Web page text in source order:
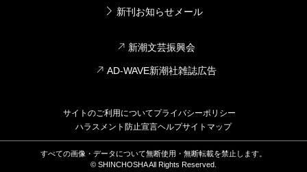
新刊お知らせメール
新潮文芸振興会
AD-WAVE新潮社雑誌広告
サイトのご利用についてプライバシーポリシー
ハラスメント防止宣言ヘルプサイトマップ
すべての画像・データについて無断使用・無断転載を禁止します。
© SHINCHOSHA All Rights Reserved.